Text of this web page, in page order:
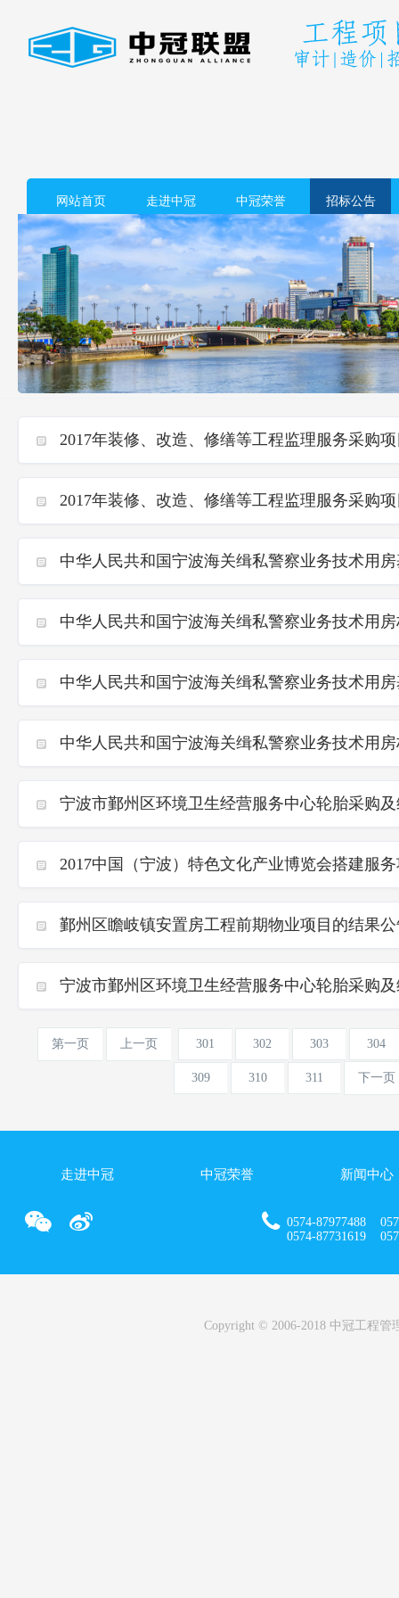
网站首页 走进中冠 中冠荣誉 招标公告
2017年装修、改造、修缮等工程监理服务采购
2017年装修、改造、修缮等工程监理服务采购
中华人民共和国宁波海关缉私警察业务技术用
中华人民共和国宁波海关缉私警察业务技术用
中华人民共和国宁波海关缉私警察业务技术用
中华人民共和国宁波海关缉私警察业务技术用
宁波市鄞州区环境卫生经营服务中心轮胎采购
2017中国（宁波）特色文化产业博览会搭建服
鄞州区瞻岐镇安置房工程前期物业项目的结果
宁波市鄞州区环境卫生经营服务中心轮胎采购
第一页 上一页 301 302 303 304
309 310 311 下一页
走进中冠 中冠荣誉 新闻中心
0574-87977488
0574-87731619
Copyright © 2006-2018 中冠工程管